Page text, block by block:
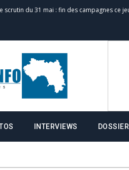
scrutin du 31 mai : fin des campagnes ce
des membres des Commissions
(CACV) à une prestation de serment et
: désignez vos représentants aux CACV
INTERVIEWS